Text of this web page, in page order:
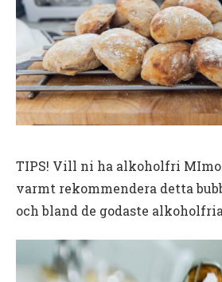
TIPS! Vill ni ha alkoholfri
varmt rekommendera detta
och bland de godaste